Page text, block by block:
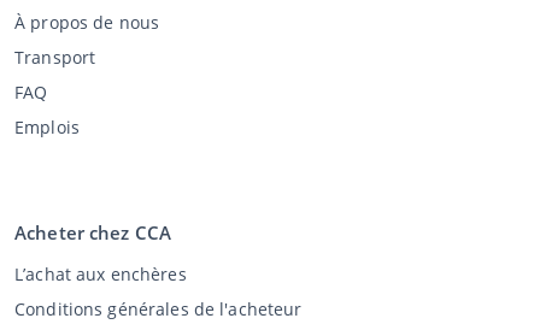
À propos de nous
Transport
FAQ
Emplois
Acheter chez CCA
L’achat aux enchères
Conditions générales de l'acheteur